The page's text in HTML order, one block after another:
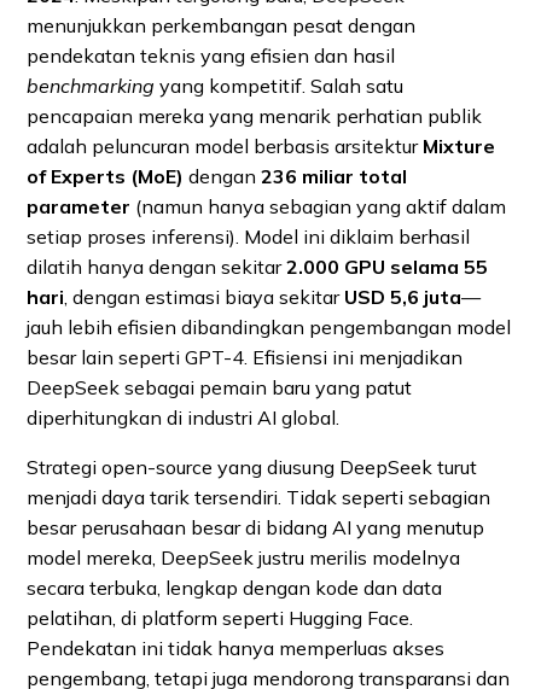
menunjukkan perkembangan pesat dengan
pendekatan teknis yang efisien dan hasil
benchmarking yang kompetitif. Salah satu
pencapaian mereka yang menarik perhatian publik
adalah peluncuran model berbasis arsitektur Mixture
of Experts (MoE) dengan236 miliar total
parameter (namun hanya sebagian yang aktif dalam
setiap proses inferensi). Model ini diklaim berhasil
dilatih hanya dengan sekitar2.000 GPU selama 55
hari, dengan estimasi biaya sekitar USD 5,6 juta—
jauh lebih efisien dibandingkan pengembangan model
besar lain seperti GPT-4. Efisiensi ini menjadikan
DeepSeek sebagai pemain baru yang patut
diperhitungkan di industri AI global.
Strategi open-source yang diusung DeepSeek turut
menjadi daya tarik tersendiri. Tidak seperti sebagian
besar perusahaan besar di bidang AI yang menutup
model mereka, DeepSeek justru merilis modelnya
secara terbuka, lengkap dengan kode dan data
pelatihan, di platform seperti Hugging Face.
Pendekatan ini tidak hanya memperluas akses
pengembang, tetapi juga mendorong transparansi dan